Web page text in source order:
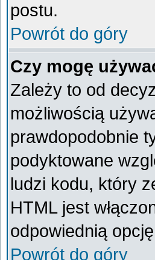
postu.
Powrót do góry
Czy mogę
Zależy to od
możliwością
prawdopodobnie
podyktowane
ludzi kodu, który
HTML jest
odpowiednią
Powrót do góry